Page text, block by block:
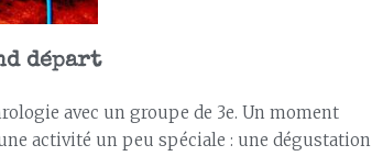
départ
avec un groupe de 3e. Un moment
activité un peu spéciale : une dégustation